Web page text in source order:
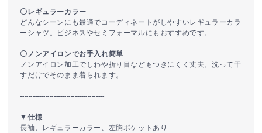
〇レギュラーカラー
どんなシーンにも最適でコーディネートがしやすいレギュラーカラ
ーシャツ。ビジネスやセミフォーマルにもおすすめです。
〇ノンアイロンでお手入れ簡単
ノンアイロン加工でしわや折り目などもつきにくく丈夫。洗って干
すだけでそのまま着られます。
----------------------------------------
▼仕様
長袖、レギュラーカラー、左胸ポケットあり